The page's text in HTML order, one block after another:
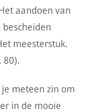
aandoen van
meesterstuk.
80).
meteen zin om
in de mooie